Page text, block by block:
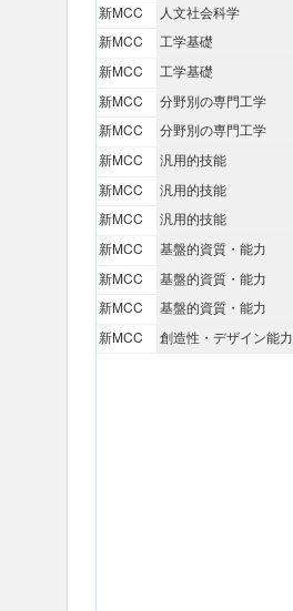
新MCC
新MCC
新MCC
新MCC
新MCC
新MCC
新MCC
新MCC
新MCC
新MCC
新MCC
新MCC
人文社会科学
工学基礎
工学基礎
分野別の専門工学
分野別の専門工学
汎用的技能
汎用的技能
汎用的技能
基盤的資質・能力
基盤的資質・能力
基盤的資質・能力
創造性・デザイン能力